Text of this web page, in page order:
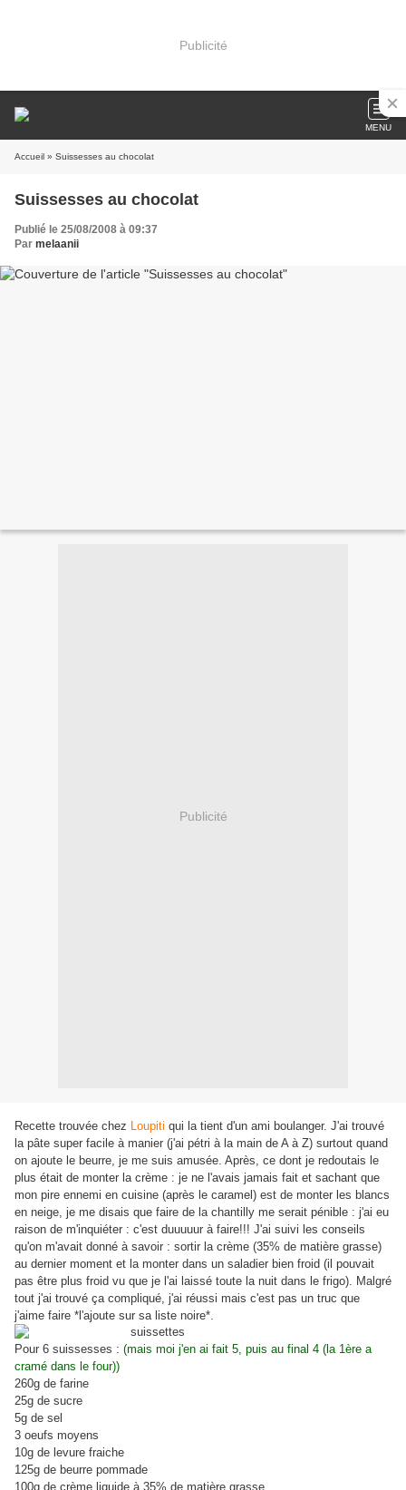
Publicité
MENU
Accueil » Suissesses au chocolat
Suissesses au chocolat
Publié le 25/08/2008 à 09:37
Par melaanii
Publicité
Recette trouvée chez Loupiti qui la tient d'un ami boulanger. J'ai trouvé
la pâte super facile à manier (j'ai pétri à la main de A à Z) surtout quand
on ajoute le beurre, je me suis amusée. Après, ce dont je redoutais le
plus était de monter la crème : je ne l'avais jamais fait et sachant que
mon pire ennemi en cuisine (après le caramel) est de monter les blancs
en neige, je me disais que faire de la chantilly me serait pénible : j'ai eu
raison de m'inquiéter : c'est duuuuur à faire!!! J'ai suivi les conseils
qu'on m'avait donné à savoir : sortir la crème (35% de matière grasse)
au dernier moment et la monter dans un saladier bien froid (il pouvait
pas être plus froid vu que je l'ai laissé toute la nuit dans le frigo). Malgré
tout j'ai trouvé ça compliqué, j'ai réussi mais c'est pas un truc que
j'aime faire *l'ajoute sur sa liste noire*.
Pour 6 suissesses : (mais moi j'en ai fait 5, puis au final 4 (la 1ère a
cramé dans le four))
260g de farine
25g de sucre
5g de sel
3 oeufs moyens
10g de levure fraiche
125g de beurre pommade
100g de crème liquide à 35% de matière grasse